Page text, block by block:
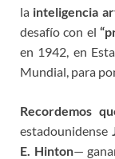
la inteligencia
desafío con el“
en 1942, en
Mundial, para
Recordemos
estadounidense
E. Hinton—